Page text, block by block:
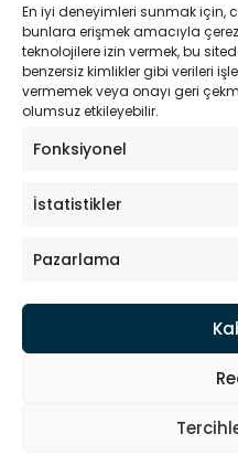
En iyi deneyimleri sunmak için,
bunlara erişmek amacıyla
teknolojilere izin vermek, bu
benzersiz kimlikler gibi verileri
vermemek veya onayı geri
olumsuz etkileyebilir.
Fonksiyonel
İstatistikler
Pazarlama
YASAL
Yasal Uyarı
Kullanım Şartları
Sorumluluk Reddi
KVKK
Gizlilik Bildirgesi
Çerez Politikası
Hafta içi :
8.00 - 18.00